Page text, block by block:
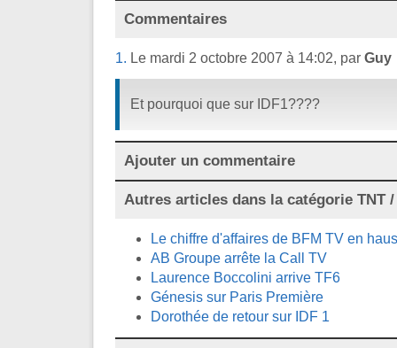
Commentaires
1. Le mardi 2 octobre 2007 à 14:02, par Guy
Et pourquoi que sur IDF1????
Ajouter un commentaire
Autres articles dans la catégorie TNT
Le chiffre d'affaires de BFM TV en
AB Groupe arrête la Call TV
Laurence Boccolini arrive TF6
Génesis sur Paris Première
Dorothée de retour sur IDF 1